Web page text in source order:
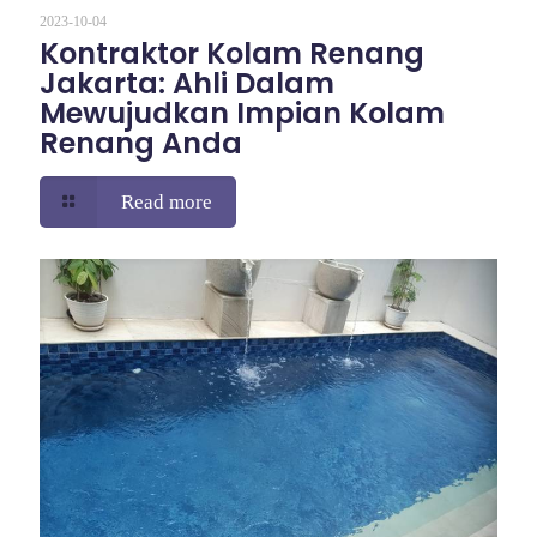
2023-10-04
Kontraktor Kolam Renang
Jakarta: Ahli Dalam
Mewujudkan Impian Kolam
Renang Anda
Read more